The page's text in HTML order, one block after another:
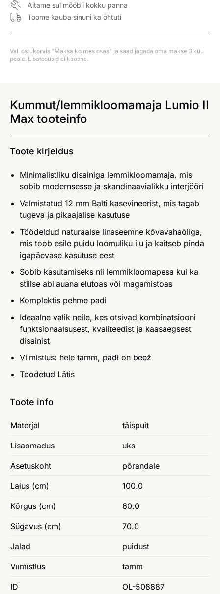
Aitame sul mööbli kokku panna
Toome kauba sinuni ka õhtuti
Vali ostukorvis "Maksa kolmes osas" ja saad jagada oma makse 3 kuu
peale. Lisatasusid ei kaasne.
Kummut/lemmikloomamaja Lumio II
Max tooteinfo
Toote kirjeldus
Minimalistliku disainiga lemmikloomamaja, mis
sobib modernsesse ja skandinaavialikku interjööri
Valmistatud 12 mm Balti kasevineerist, mis tagab
tugeva ja pikaajalise kasutuse
Töödeldud naturaalse linaseemne kõvavahaõliga,
mis toob esile puidu loomuliku ilu ja kaitseb pinda
igapäevase kasutuse eest
Sobib kasutamiseks nii lemmikloomapesa kui ka
stiilse abilauana elutoas või magamistoas
Komplektis pehme padi
Ideaalne valik neile, kes otsivad kombinatsiooni
funktsionaalsusest, kvaliteedist ja kaasaegsest
disainist
Viimistlus: hele tamm, padi on beež
Toodetud Lätis
Toote info
Materjal täispuit
Lisaomadus uks
Asetuskoht põrandale
Laius (cm) 100.0
Kõrgus (cm) 60.0
Sügavus (cm) 70.0
Jalad puidust
Viimistlus tamm
ID OL-508887